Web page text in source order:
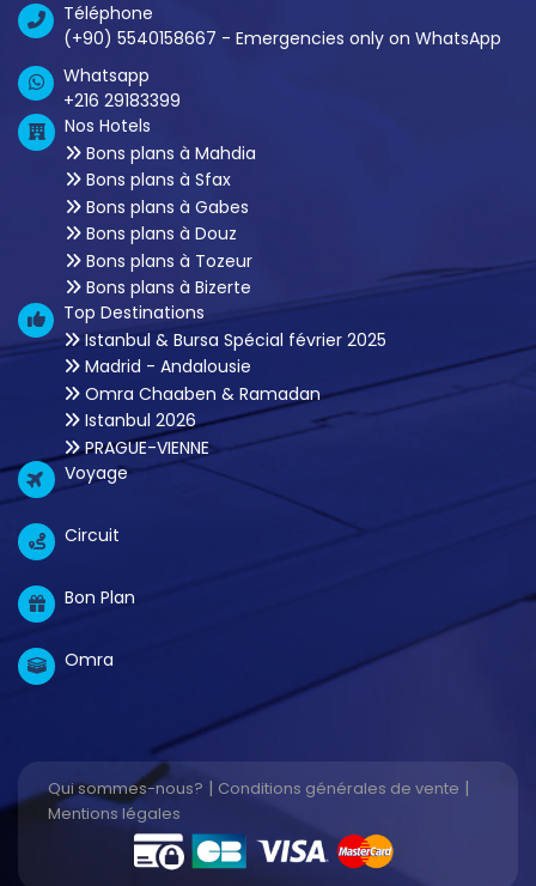
Téléphone
(+90) 5540158667 - Emergencies only on WhatsApp
Whatsapp
+216 29183399
Nos Hotels
Bons plans à Mahdia
Bons plans à Sfax
Bons plans à Gabes
Bons plans à Douz
Bons plans à Tozeur
Bons plans à Bizerte
Top Destinations
Istanbul & Bursa Spécial février 2025
Madrid - Andalousie
Omra Chaaben & Ramadan
Istanbul 2026
PRAGUE-VIENNE
Voyage
Circuit
Bon Plan
Omra
Qui sommes-nous? | Conditions générales de vente |
Mentions légales